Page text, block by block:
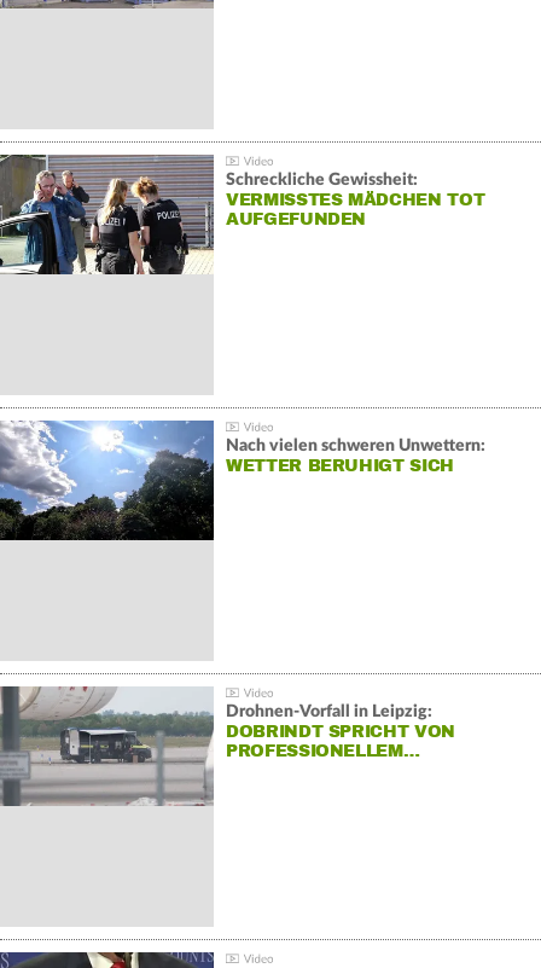
Schreckliche Gewissheit:
VERMISSTES MÄDCHEN TOT
AUFGEFUNDEN
Nach vielen schweren Unwettern:
WETTER BERUHIGT SICH
Drohnen-Vorfall in Leipzig:
DOBRINDT SPRICHT VON
PROFESSIONELLEM…